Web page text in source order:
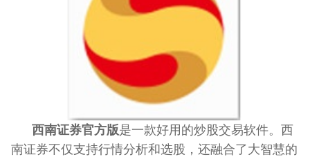
西南证券官方版是一款好用的炒股交易软件。西
南证券不仅支持行情分析和选股，还融合了大智慧的